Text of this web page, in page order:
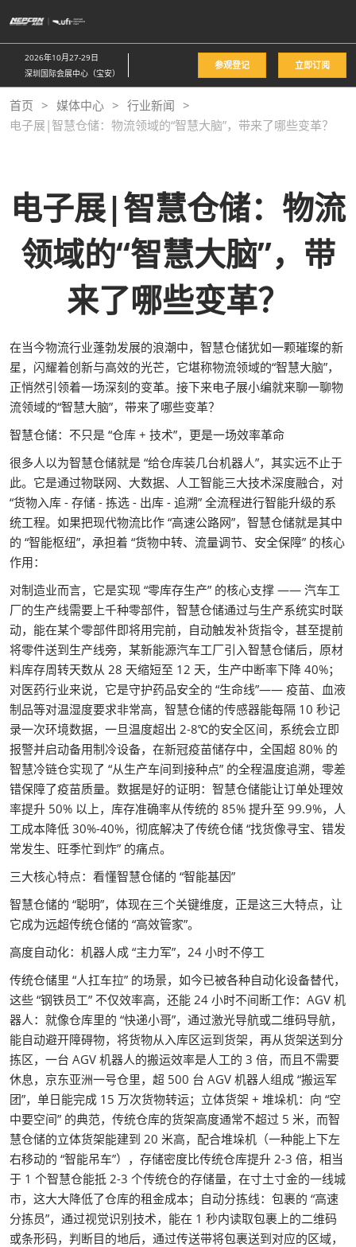
接
跳
至
内
容
2026年10月27-29日
深圳国际会展中心（宝安）
参观登记 立即订阅
首页 媒体中心
行业新闻
电子展|智慧仓储：物流领域的“智慧大脑”，带来了哪些变革？
电子展|智慧仓储：物流
领域的“智慧大脑”，带
来了哪些变革？
在当今物流行业蓬勃发展的浪潮中，智慧仓储犹如一颗璀璨的新
星，闪耀着创新与高效的光芒，它堪称物流领域的“智慧大脑”，
正悄然引领着一场深刻的变革。接下来电子展小编就来聊一聊物
流领域的“智慧大脑”，带来了哪些变革？
智慧仓储：不只是 “仓库 + 技术”，更是一场效率革命
很多人以为智慧仓储就是 “给仓库装几台机器人”，其实远不止于
此。它是通过物联网、大数据、人工智能三大技术深度融合，对
“货物入库 - 存储 - 拣选 - 出库 - 追溯” 全流程进行智能升级的系
统工程。如果把现代物流比作 “高速公路网”，智慧仓储就是其中
的 “智能枢纽”，承担着 “货物中转、流量调节、安全保障” 的核心
作用：
对制造业而言，它是实现 “零库存生产” 的核心支撑 —— 汽车工
厂的生产线需要上千种零部件，智慧仓储通过与生产系统实时联
动，能在某个零部件即将用完前，自动触发补货指令，甚至提前
将零件送到生产线旁，某新能源汽车工厂引入智慧仓储后，原材
料库存周转天数从 28 天缩短至 12 天，生产中断率下降 40%；
对医药行业来说，它是守护药品安全的 “生命线”—— 疫苗、血液
制品等对温湿度要求非常高，智慧仓储的传感器能每隔 10 秒记
录一次环境数据，一旦温度超出 2-8℃的安全区间，系统会立即
报警并启动备用制冷设备，在新冠疫苗储存中，全国超 80% 的
智慧冷链仓实现了 “从生产车间到接种点” 的全程温度追溯，零差
错保障了疫苗质量。数据是好的证明：智慧仓储能让订单处理效
率提升 50% 以上，库存准确率从传统的 85% 提升至 99.9%，人
工成本降低 30%-40%，彻底解决了传统仓储 “找货像寻宝、错发
常发生、旺季忙到炸” 的痛点。
三大核心特点：看懂智慧仓储的 “智能基因”
智慧仓储的 “聪明”，体现在三个关键维度，正是这三大特点，让
它成为远超传统仓储的 “高效管家”。
高度自动化：机器人成 “主力军”，24 小时不停工
传统仓储里 “人扛车拉” 的场景，如今已被各种自动化设备替代，
这些 “钢铁员工” 不仅效率高，还能 24 小时不间断工作：AGV 机
器人：就像仓库里的 “快递小哥”，通过激光导航或二维码导航，
能自动避开障碍物，将货物从入库区运到货架，再从货架送到分
拣区，一台 AGV 机器人的搬运效率是人工的 3 倍，而且不需要
休息，京东亚洲一号仓里，超 500 台 AGV 机器人组成 “搬运军
团”，单日能完成 15 万次货物转运；立体货架 + 堆垛机：向 “空
中要空间” 的典范，传统仓库的货架高度通常不超过 5 米，而智
慧仓储的立体货架能建到 20 米高，配合堆垛机（一种能上下左
右移动的 “智能吊车”），存储密度比传统仓库提升 2-3 倍，相当
于 1 个智慧仓能抵 2-3 个传统仓的存储量，在寸土寸金的一线城
市，这大大降低了仓库的租金成本；自动分拣线：包裹的 “高速
分拣员”，通过视觉识别技术，能在 1 秒内读取包裹上的二维码
或条形码，判断目的地后，通过传送带将包裹送到对应的区域，